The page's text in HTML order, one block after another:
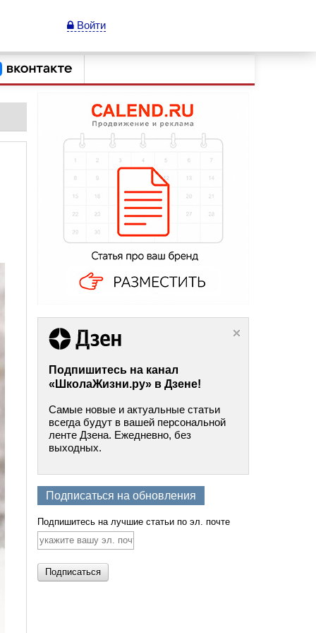
Войти
Подпишитесь на канал
«ШколаЖизни.ру» в Дзене!
Самые новые и актуальные статьи
всегда будут в вашей персональной
ленте Дзена. Ежедневно, без
выходных.
Подписаться на обновления
Подпишитесь на лучшие статьи по эл. почте